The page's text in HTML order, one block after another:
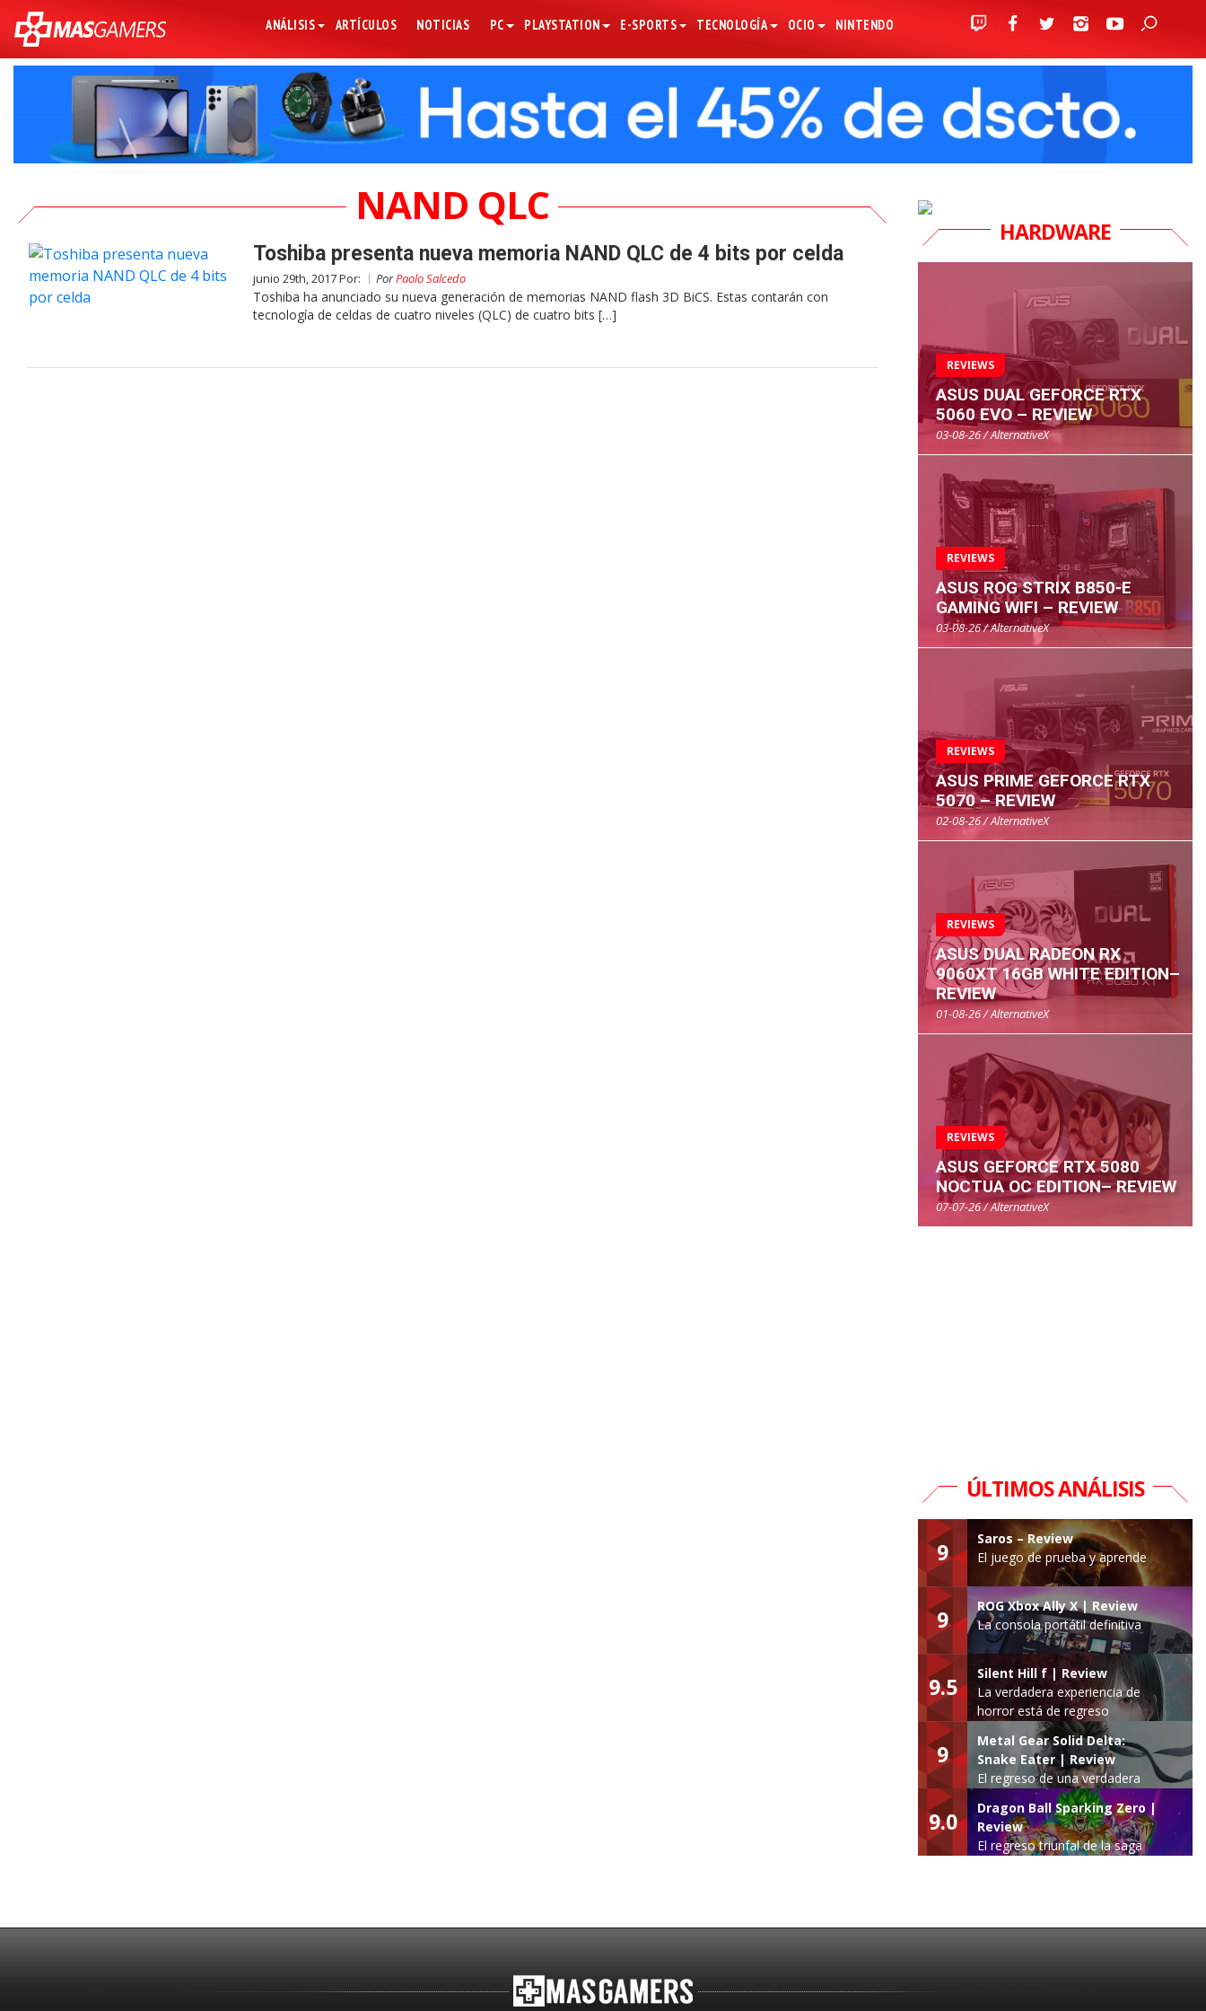
ANÁLISIS ARTÍCULOS NOTICIAS PC PLAYSTATION E-SPORTS TECNOLOGÍA OCIO NINTENDO
NAND QLC
Toshiba presenta nueva memoria NAND QLC de 4 bits por celda
junio 29th, 2017 Por: PorPaolo Salcedo
Toshiba ha anunciado su nueva generación de memorias NAND flash 3D BiCS. Estas contarán con
tecnología de celdas de cuatro niveles (QLC) de cuatro bits […]
HARDWARE
REVIEWS
ASUS DUAL GEFORCE RTX
5060 EVO – REVIEW
03-08-26 / AlternativeX
REVIEWS
ASUS ROG STRIX B850-E
GAMING WIFI – REVIEW
03-08-26 / AlternativeX
REVIEWS
ASUS PRIME GEFORCE RTX
5070 – REVIEW
02-08-26 / AlternativeX
REVIEWS
ASUS DUAL RADEON RX
9060XT 16GB WHITE EDITION–
REVIEW
01-08-26 / AlternativeX
REVIEWS
ASUS GEFORCE RTX 5080
NOCTUA OC EDITION– REVIEW
07-07-26 / AlternativeX
ÚLTIMOS ANÁLISIS
9
Saros – Review
El juego de prueba y aprende
9
ROG Xbox Ally X | Review
La consola portátil definitiva
9.5
Silent Hill f | Review
La verdadera experiencia de
horror está de regreso
9
Metal Gear Solid Delta:
Snake Eater | Review
El regreso de una verdadera
leyenda
9.0
Dragon Ball Sparking Zero |
Review
El regreso triunfal de la saga